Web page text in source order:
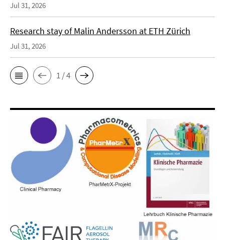
Jul 31, 2026
Research stay of Malin Andersson at ETH Zürich
Jul 31, 2026
1 / 4